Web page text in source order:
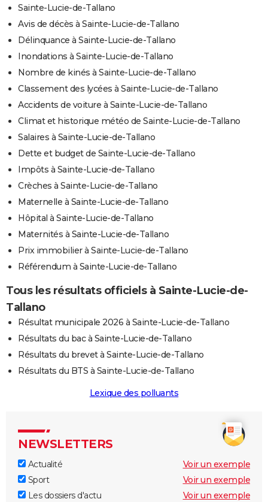
Sainte-Lucie-de-Tallano
Avis de décès à Sainte-Lucie-de-Tallano
Délinquance à Sainte-Lucie-de-Tallano
Inondations à Sainte-Lucie-de-Tallano
Nombre de kinés à Sainte-Lucie-de-Tallano
Classement des lycées à Sainte-Lucie-de-Tallano
Accidents de voiture à Sainte-Lucie-de-Tallano
Climat et historique météo de Sainte-Lucie-de-Tallano
Salaires à Sainte-Lucie-de-Tallano
Dette et budget de Sainte-Lucie-de-Tallano
Impôts à Sainte-Lucie-de-Tallano
Crèches à Sainte-Lucie-de-Tallano
Maternelle à Sainte-Lucie-de-Tallano
Hôpital à Sainte-Lucie-de-Tallano
Maternités à Sainte-Lucie-de-Tallano
Prix immobilier à Sainte-Lucie-de-Tallano
Référendum à Sainte-Lucie-de-Tallano
Tous les résultats officiels à Sainte-Lucie-de-
Tallano
Résultat municipale 2026 à Sainte-Lucie-de-Tallano
Résultats du bac à Sainte-Lucie-de-Tallano
Résultats du brevet à Sainte-Lucie-de-Tallano
Résultats du BTS à Sainte-Lucie-de-Tallano
Lexique des polluants
NEWSLETTERS
Actualité
Voir un exemple
Sport
Voir un exemple
Les dossiers d'actu
Voir un exemple